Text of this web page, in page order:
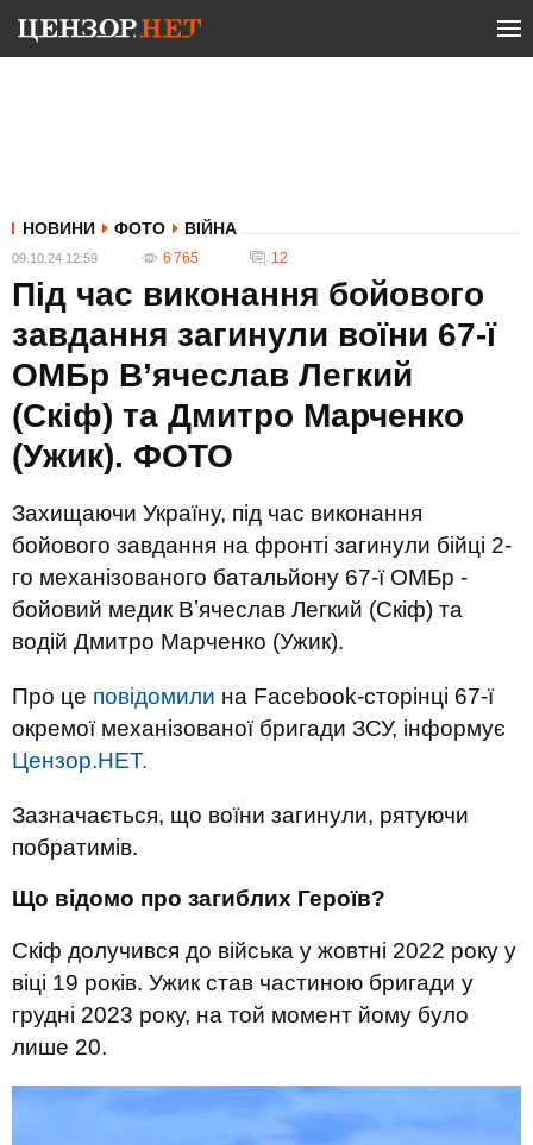
НОВИНИ ФОТО ВІЙНА
09.10.24 12:59 6 765 12
Під час виконання бойового
завдання загинули воїни 67-ї
ОМБр В’ячеслав Легкий
(Скіф) та Дмитро Марченко
(Ужик). ФОТО
Захищаючи Україну, під час виконання
бойового завдання на фронті загинули бійці 2-
го механізованого батальйону 67-ї ОМБр -
бойовий медик Вʼячеслав Легкий (Скіф) та
водій Дмитро Марченко (Ужик).
Про це повідомили на Facebook-сторінці 67-ї
окремої механізованої бригади ЗСУ, інформує
Цензор.НЕТ.
Зазначається, що воїни загинули, рятуючи
побратимів.
Що відомо про загиблих Героїв?
Скіф долучився до війська у жовтні 2022 року у
віці 19 років. Ужик став частиною бригади у
грудні 2023 року, на той момент йому було
лише 20.